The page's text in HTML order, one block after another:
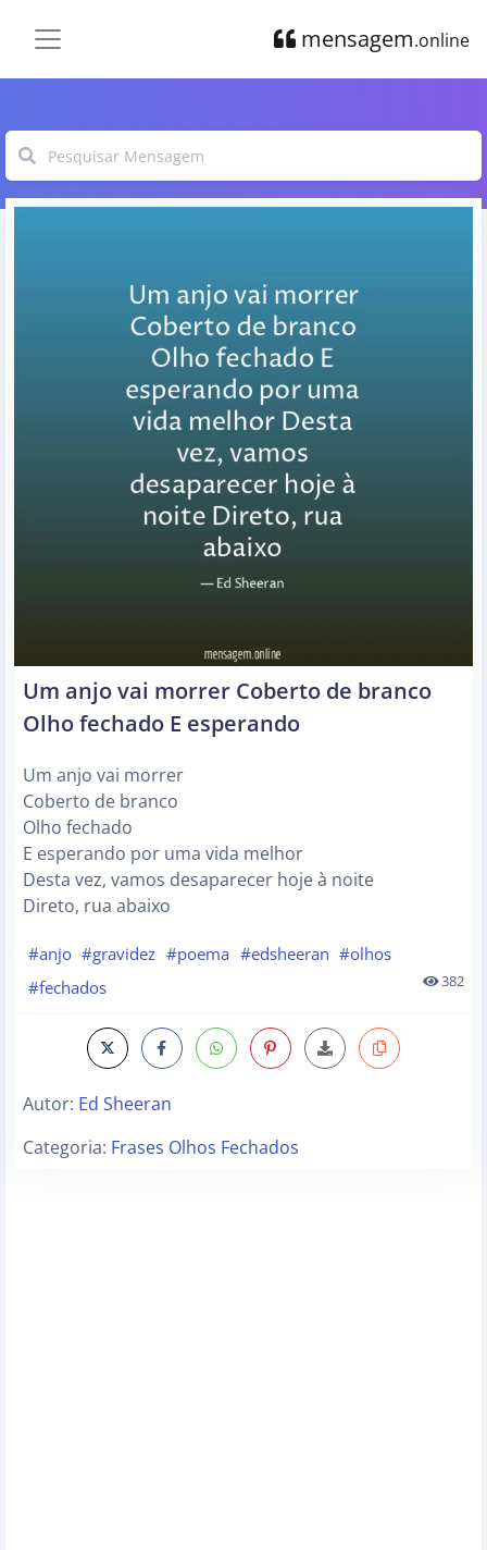
mensagem.online
Um anjo vai morrer Coberto de branco
Olho fechado E esperando
Um anjo vai morrer
Coberto de branco
Olho fechado
E esperando por uma vida melhor
Desta vez, vamos desaparecer hoje à noite
Direto, rua abaixo
#anjo #gravidez #poema #edsheeran #olhos
#fechados
382
Autor: Ed Sheeran
Categoria: Frases Olhos Fechados